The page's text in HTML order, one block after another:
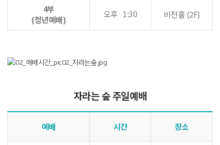
4부
(청년예배)
오후 1:30 비전홀 (2F)
자라는 숲 주일예배
예배 시간 장소